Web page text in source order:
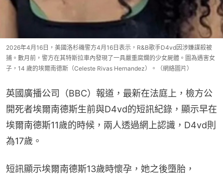
2026年4月16日，美國洛杉磯警方4月16日表示，R&B歌手D4vd因涉嫌謀殺被
捕。數月前，警方在其特斯拉車內發現了一具嚴重腐爛的少女屍體。圖為遇害女
子，14 歲的埃爾南德斯（Celeste Rivas Hernandez）。（網絡圖片）
英國廣播公司（BBC）報道，最新在法庭上，檢方公
開死者埃爾南德斯生前與D4vd的短訊紀錄，顯示早在
埃爾南德斯11歲的時候，兩人透過網上認識，D4vd則
為17歲。
短訊顯示埃爾南德斯13歲時懷孕，她之後墮胎，